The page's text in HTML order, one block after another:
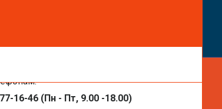
16-46 (Пн - Пт, 9.00 -18.00)